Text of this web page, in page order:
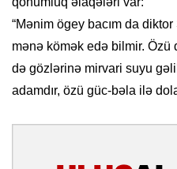
“Mənim ögey bacım da
mənə kömək edə bilmir. Özü
də gözlərinə mirvari suyu
adamdır, özü güc-bəla ilə